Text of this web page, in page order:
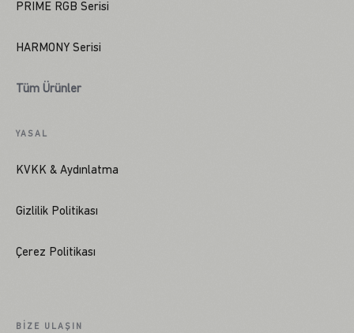
PRIME RGB Serisi
HARMONY Serisi
Tüm Ürünler
YASAL
KVKK & Aydınlatma
Gizlilik Politikası
Çerez Politikası
BIZE ULAŞIN